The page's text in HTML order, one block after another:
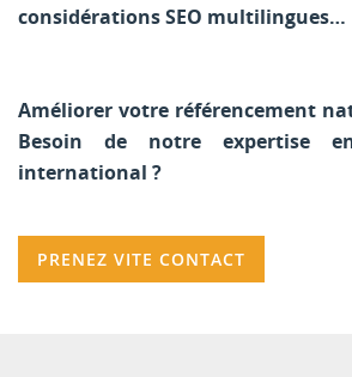
considérations SEO multilingues…
Améliorer votre référencement
Besoin de notre expertise
international ?
PRENEZ VITE CONTACT